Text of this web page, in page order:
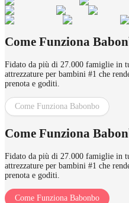
Come Funziona
Fidato da più di 27.000 famiglie in
attrezzature per bambini #1 che
prenota e goditi.
Come Funziona Babonbo
Come Funziona
Fidato da più di 27.000 famiglie in
attrezzature per bambini #1 che
prenota e goditi.
Come Funziona Babonbo